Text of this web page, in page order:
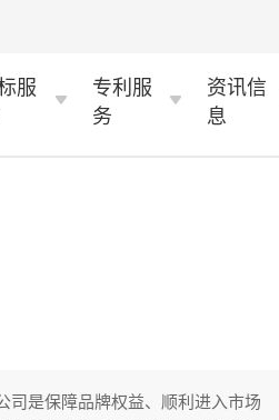
服
专利服
务
资讯信
息
司是保障品牌权益、顺利进入市场